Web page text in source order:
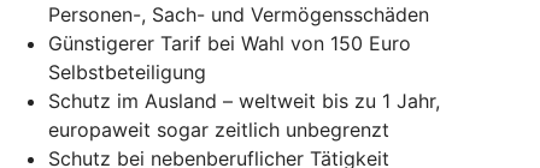
Personen-, Sach- und Vermögensschäden
Günstigerer Tarif bei Wahl von 150 Euro
Selbstbeteiligung
Schutz im Ausland – weltweit bis zu 1 Jahr,
europaweit sogar zeitlich unbegrenzt
Schutz bei nebenberuflicher Tätigkeit